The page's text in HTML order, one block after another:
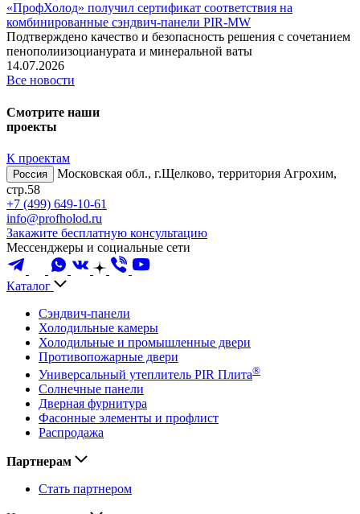
«ПрофХолод» получил сертификат соответствия на
комбинированные сэндвич‑панели PIR‑MW
Подтверждено качество и безопасность решения с сочетанием
пенополиизоцианурата и минеральной ваты
14.07.2026
Все новости
Смотрите наши
проекты
К проектам
Россия
Московская обл., г.Щелково, территория Агрохим,
стр.58
+7 (499) 649-10-61
info@profholod.ru
Закажите бесплатную консультацию
Мессенджеры и социальные сети
Каталог
Сэндвич-панели
Холодильные камеры
Холодильные и промышленные двери
Противопожарные двери
Универсальный утеплитель PIR Плита®
Солнечные панели
Дверная фурнитура
Фасонные элементы и профлист
Распродажа
Партнерам
Стать партнером